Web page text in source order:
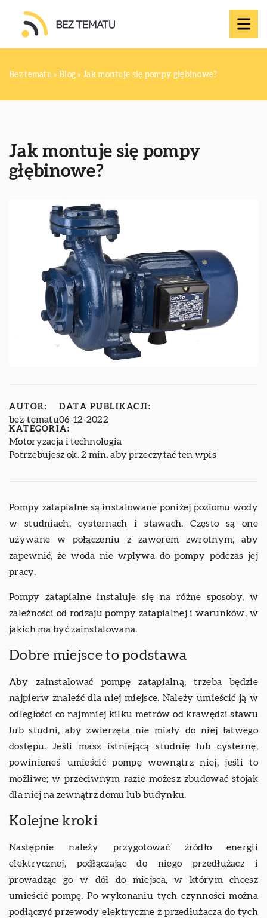
Bez tematu » Blog »Jak montuje się pompy głębinowe?
Jak montuje się pompy
głębinowe?
AUTOR:
bez-tematu
DATA PUBLIKACJI:
06-12-2022
KATEGORIA:
Motoryzacja i technologia
Potrzebujesz ok. 2 min. aby przeczytać ten wpis
Pompy zatapialne są instalowane poniżej poziomu wody
w studniach, cysternach i stawach. Często są one
używane w połączeniu z zaworem zwrotnym, aby
zapewnić, że woda nie wpływa do pompy podczas jej
pracy.
Pompy zatapialne instaluje się na różne sposoby, w
zależności od rodzaju pompy zatapialnej i warunków, w
jakich ma być zainstalowana.
Dobre miejsce to podstawa
Aby zainstalować pompę zatapialną, trzeba będzie
najpierw znaleźć dla niej miejsce. Należy umieścić ją w
odległości co najmniej kilku metrów od krawędzi stawu
lub studni, aby zwierzęta nie miały do niej łatwego
dostępu. Jeśli masz istniejącą studnię lub cysternę,
powinieneś umieścić pompę wewnątrz niej, jeśli to
możliwe; w przeciwnym razie możesz zbudować stojak
dla niej na zewnątrz domu lub budynku.
Kolejne kroki
Następnie należy przygotować źródło energii
elektrycznej, podłączając do niego przedłużacz i
prowadząc go w dół do miejsca, w którym chcesz
umieścić pompę. Po wykonaniu tych czynności można
podłączyć przewody elektryczne z przedłużacza do tych